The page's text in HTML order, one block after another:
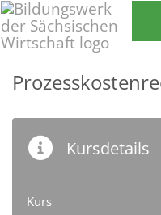
Kursdetails
Kurs